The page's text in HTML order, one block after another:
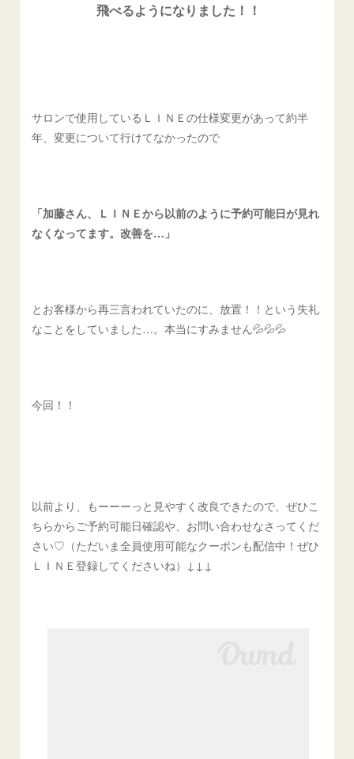
飛べるようになりました！！
サロンで使用しているＬＩＮＥの仕様変更があって約半
年、変更について行けてなかったので
「加藤さん、ＬＩＮＥから以前のように予約可能日が見れ
なくなってます。改善を…」
とお客様から再三言われていたのに、放置！！という失礼
なことをしていました…。本当にすみません💦💦💦
今回！！
以前より、もーーーっと見やすく改良できたので、ぜひこ
ちらからご予約可能日確認や、お問い合わせなさってくだ
さい♡（ただいま全員使用可能なクーポンも配信中！ぜひ
ＬＩＮＥ登録してくださいね）↓↓↓